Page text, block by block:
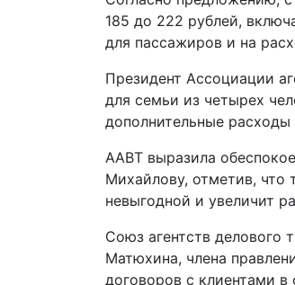
185 до 222 рублей,
для пассажиров и на
Президент Ассоциации
для семьи из четырех
дополнительные
ААВТ выразила
Михайлову, отметив, что
невыгодной и увеличит
Союз агентств
Матюхина, члена
договоров с клиентами